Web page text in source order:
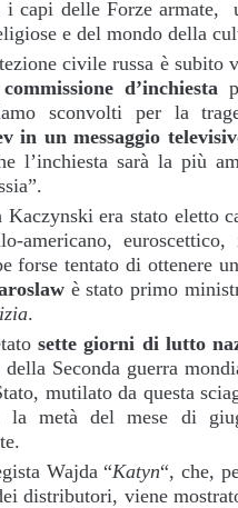
i capi delle Forze armate,
e del mondo della
civile russa è subito
commissione d’inchiesta
sconvolti per la
in un messaggio
l’inchiesta sarà la più
Kaczynski era stato eletto
americano,
forse tentato di ottenere
è stato primo
.
sette giorni di lutto
Seconda guerra
mutilato da questa
la metà del mese di
Wajda “Katyn“, che,
distributori, viene